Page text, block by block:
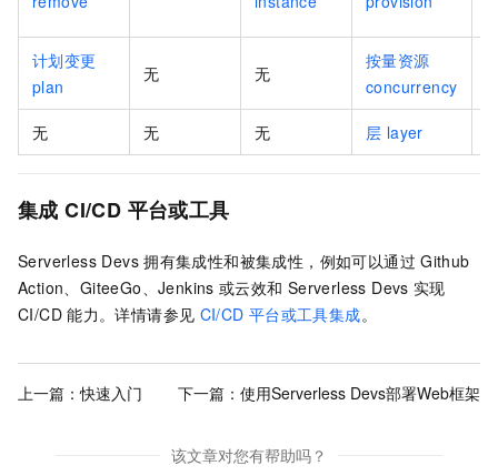
计划变更
plan
无 无
按量资源
concurrency
无 无 无 层 layer
集成 CI/CD 平台或工具
Serverless Devs 拥有集成性和被集成性，例如可以通过 Github
Action、GiteeGo、Jenkins 或云效和 Serverless Devs 实现
CI/CD 能力。详情请参见 CI/CD 平台或工具集成。
上一篇：快速入门 下一篇： 使用Serverless Devs部署Web框架
该文章对您有帮助吗？